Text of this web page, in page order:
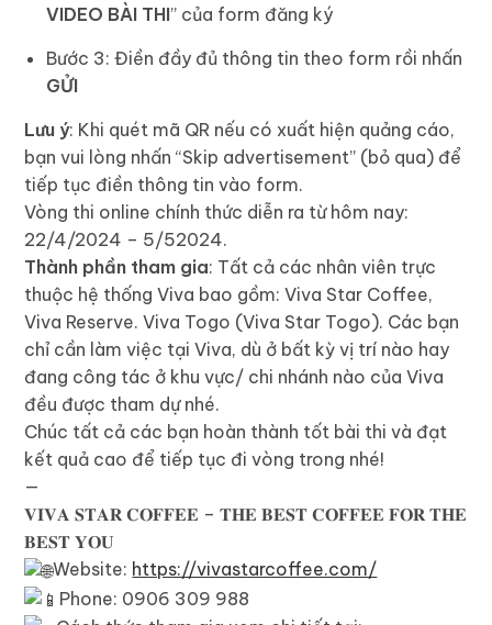
VIDEO BÀI THI” của form đăng ký
Bước 3: Điền đầy đủ thông tin theo form rồi nhấn
GỬI
Lưu ý: Khi quét mã QR nếu có xuất hiện quảng cáo,
bạn vui lòng nhấn “Skip advertisement” (bỏ qua) để
tiếp tục điền thông tin vào form.
Vòng thi online chính thức diễn ra từ hôm nay:
22/4/2024 – 5/52024.
Thành phần tham gia: Tất cả các nhân viên trực
thuộc hệ thống Viva bao gồm: Viva Star Coffee,
Viva Reserve. Viva Togo (Viva Star Togo). Các bạn
chỉ cần làm việc tại Viva, dù ở bất kỳ vị trí nào hay
đang công tác ở khu vực/ chi nhánh nào của Viva
đều được tham dự nhé.
Chúc tất cả các bạn hoàn thành tốt bài thi và đạt
kết quả cao để tiếp tục đi vòng trong nhé!
—
𝐕𝐈𝐕𝐀 𝐒𝐓𝐀𝐑 𝐂𝐎𝐅𝐅𝐄𝐄 – 𝐓𝐇𝐄 𝐁𝐄𝐒𝐓 𝐂𝐎𝐅𝐅𝐄𝐄 𝐅𝐎𝐑 𝐓𝐇𝐄
𝐁𝐄𝐒𝐓 𝐘𝐎𝐔
Website: https://vivastarcoffee.com/
Phone: 0906 309 988